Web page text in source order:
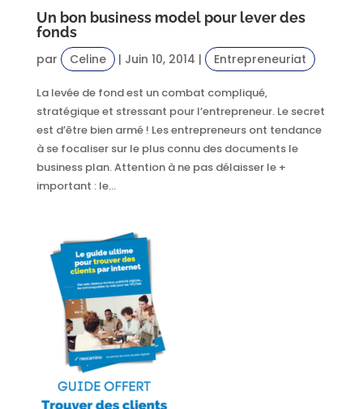
Un bon business model pour lever des
fonds
par Celine | Juin 10, 2014 | Entrepreneuriat
La levée de fond est un combat compliqué,
stratégique et stressant pour l’entrepreneur. Le secret
est d’être bien armé ! Les entrepreneurs ont tendance
à se focaliser sur le plus connu des documents le
business plan. Attention à ne pas délaisser le +
important : le...